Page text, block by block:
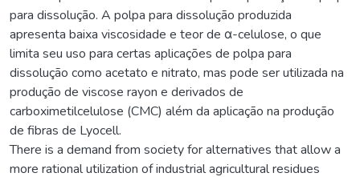
para dissolução. A polpa para dissolução produzida
apresenta baixa viscosidade e teor de α-celulose, o que
limita seu uso para certas aplicações de polpa para
dissolução como acetato e nitrato, mas pode ser utilizada na
produção de viscose rayon e derivados de
carboximetilcelulose (CMC) além da aplicação na produção
de fibras de Lyocell.
There is a demand from society for alternatives that allow a
more rational utilization of industrial agricultural residues